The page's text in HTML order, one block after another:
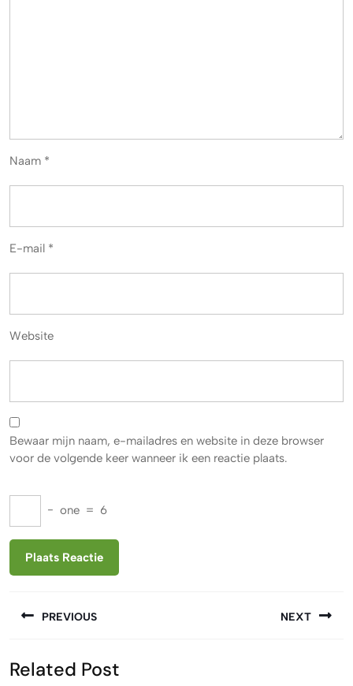
Naam *
E-mail *
Website
Bewaar mijn naam, e-mailadres en website in deze browser
voor de volgende keer wanneer ik een reactie plaats.
− one = 6
PREVIOUS
bericht:
NEXT
Related Post